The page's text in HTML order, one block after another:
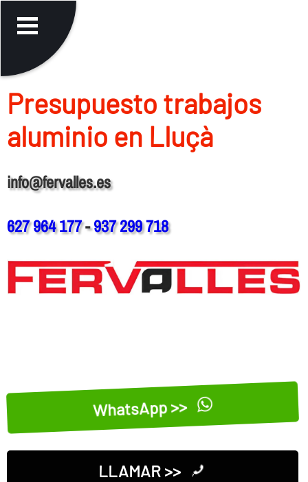
Presupuesto trabajos
aluminio en Lluçà
info@fervalles.es
627 964 177-937 299 718
WhatsApp >>
LLAMAR >>